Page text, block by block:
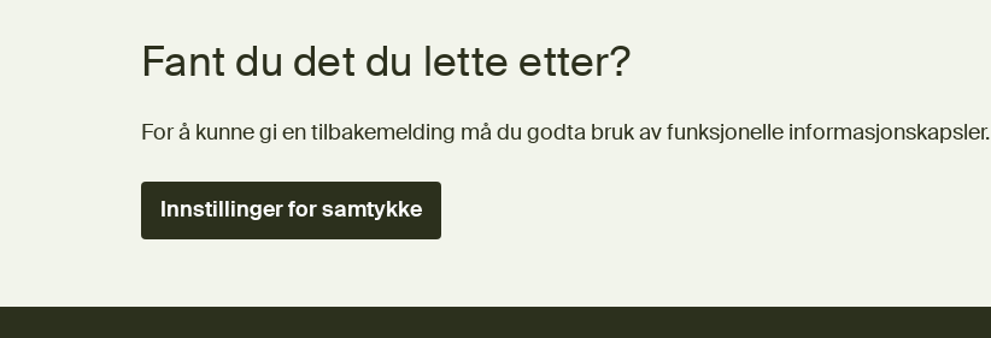
Fant du det du lette etter?
For å kunne gi en tilbakemelding må du godta bruk av funksjonelle informasjonskapsler.
Innstillinger for samtykke